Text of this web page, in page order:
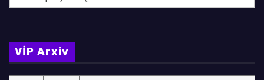
ö
m
l
VİP Arxiv